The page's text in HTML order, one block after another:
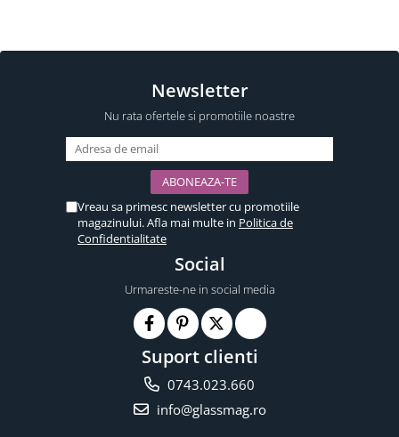
Newsletter
Nu rata ofertele si promotiile noastre
Vreau sa primesc newsletter cu promotiile
magazinului. Afla mai multe in Politica de
Confidentialitate
Social
Urmareste-ne in social media
Suport clienti
0743.023.660
info@glassmag.ro